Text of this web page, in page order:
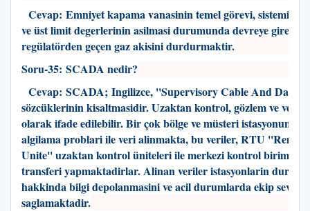
Cevap: Emniyet kapama vanasinin temel görevi, sistemin
ve üst limit degerlerinin asilmasi durumunda devreye girerek
regülatörden geçen gaz akisini durdurmaktir.
Soru-35: SCADA nedir?
Cevap: SCADA; Ingilizce, ''Supervisory Cable And Data
sözcüklerinin kisaltmasidir. Uzaktan kontrol, gözlem ve veri
olarak ifade edilebilir. Bir çok bölge ve müsteri istasyonuna
algilama problari ile veri alinmakta, bu veriler, RTU
Unite'' uzaktan kontrol üniteleri ile merkezi kontrol birimine
transferi yapmaktadirlar. Alinan veriler istasyonlarin
hakkinda bilgi depolanmasini ve acil durumlarda ekip sevk
saglamaktadir.